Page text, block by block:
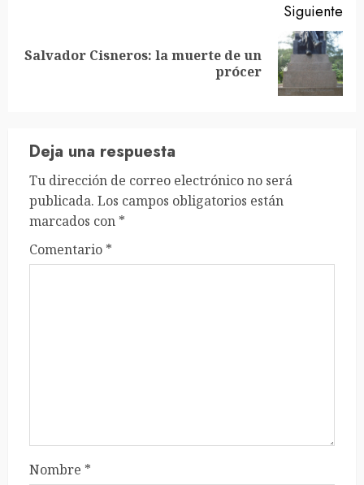
Siguiente
Siguiente
Salvador Cisneros: la muerte de un
prócer
Deja una respuesta
Tu dirección de correo electrónico no será
publicada. Los campos obligatorios están
marcados con *
Comentario *
Nombre *